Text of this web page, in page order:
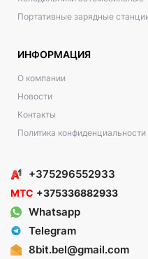
Портативные зарядные
ИНФОРМАЦИЯ
О компании
Новости
Контакты
Политика конфиденциальности
+375296552933
МТС +375336882933
Whatsapp
Telegram
8bit.bel@gmail.com